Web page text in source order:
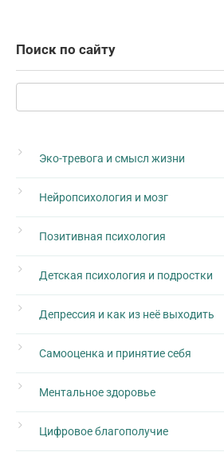
Поиск по сайту
Поиск:
Эко-тревога и смысл жизни
Нейропсихология и мозг
Позитивная психология
Детская психология и подростки
Депрессия и как из неё выходить
Самооценка и принятие себя
Ментальное здоровье
Цифровое благополучие